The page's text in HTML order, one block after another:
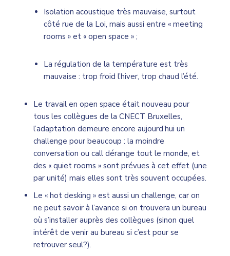
Isolation acoustique très mauvaise, surtout
côté rue de la Loi, mais aussi entre « meeting
rooms » et « open space » ;
La régulation de la température est très
mauvaise : trop froid l’hiver, trop chaud l’été.
Le travail en open space était nouveau pour
tous les collègues de la CNECT Bruxelles,
l’adaptation demeure encore aujourd’hui un
challenge pour beaucoup : la moindre
conversation ou call dérange tout le monde, et
des « quiet rooms » sont prévues à cet effet (une
par unité) mais elles sont très souvent occupées.
Le « hot desking » est aussi un challenge, car on
ne peut savoir à l’avance si on trouvera un bureau
où s’installer auprès des collègues (sinon quel
intérêt de venir au bureau si c’est pour se
retrouver seul?).